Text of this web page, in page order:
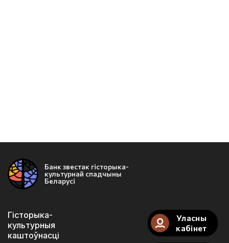
Банк звестак гісторыка-
культурнай спадчыны
Беларусі
Гісторыка-
культурныя
каштоўнасці
Уласны
кабінет